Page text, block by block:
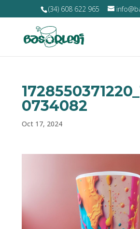
(34) 608 622 965
0734082
Oct 17, 2024